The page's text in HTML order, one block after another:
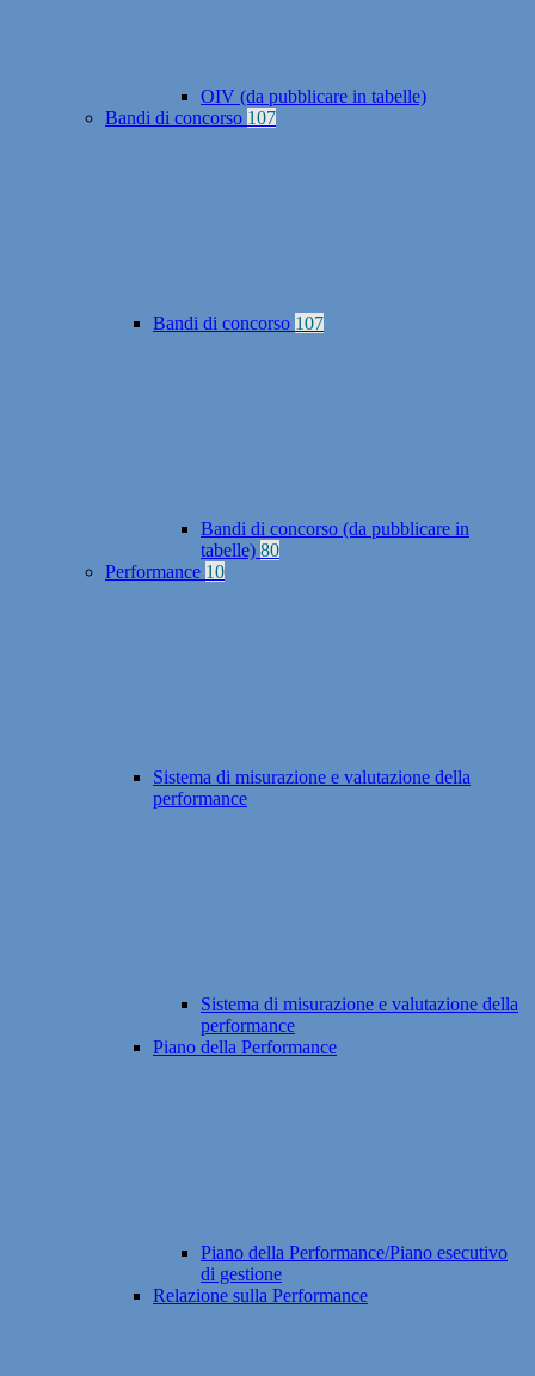
OIV (da pubblicare in tabelle)
Bandi di concorso 107
Bandi di concorso 107
Bandi di concorso (da pubblicare in
tabelle) 80
Performance 10
Sistema di misurazione e valutazione della
performance
Sistema di misurazione e valutazione della
performance
Piano della Performance
Piano della Performance/Piano esecutivo
di gestione
Relazione sulla Performance